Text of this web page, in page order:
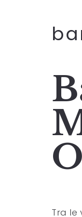
Tra le